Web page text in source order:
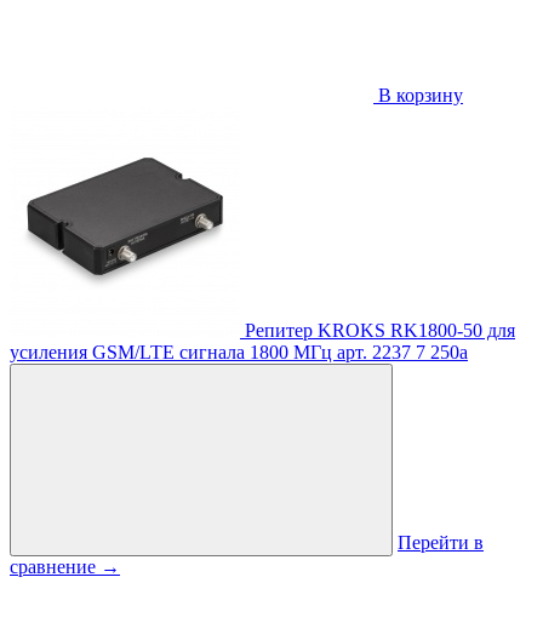
В корзину
Репитер KROKS RK1800-50 для
усиления GSM/LTE сигнала 1800 МГц арт. 2237 7 250a
Перейти в
сравнение →